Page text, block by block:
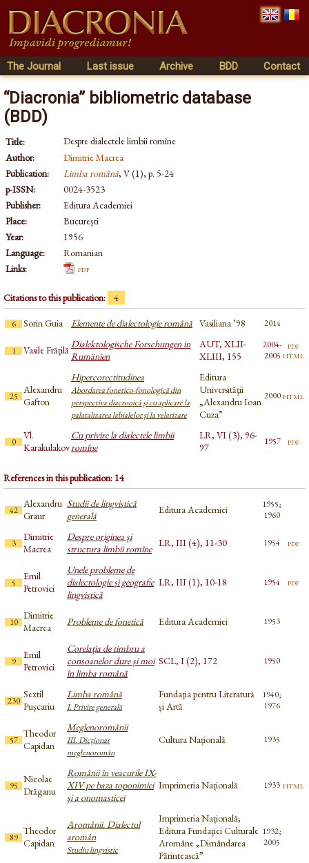
The Journal Last issue Archive BDD Contact
“Diacronia” bibliometric database
(BDD)
Title:
Despre dialectele limbii romîne
Author:
Dimitrie Macrea
Publication:
Limba română, V (1), p. 5-24
p-ISSN:
0024-3523
Publisher:
Editura Academiei
Place:
București
Year:
1956
Language:
Romanian
Links:
pdf
Citations to this publication: 4
6 Sorin Guia Elemente de dialectologie română Vasiliana ’98 2014
1 Vasile FrățilăDialektologische Forschungen in
Rumänien
AUT, XLII-
XLIII, 155
2004-
2005
pdf
html
25
Alexandru
Gafton
Hipercorectitudinea
Abordarea fonetico-fonologică din
perspectiva diacronică şi cu aplicare la
palatalizarea labialelor şi la velarizare
Editura
Universităţii
„Alexandru Ioan
Cuza”
2000 html
0
Vl.
Karakulakov
Cu privire la dialectele limbii
romîne
LR, VI (3), 96-
97
1957 pdf
References in this publication: 14
42
Alexandru
Graur
Studii de lingvistică
generală
Editura Academiei
1955;
1960
3
Dimitrie
Macrea
Despre originea și
structura limbii romîne LR, III (4), 11-30 1954 pdf
5
Emil
Petrovici
Unele probleme de
dialectologie și geografie
lingvistică
LR, III (1), 10-18 1954 pdf
10
Dimitrie
Macrea
Probleme de fonetică Editura Academiei 1953
9
Emil
Petrovici
Corelația de timbru a
consoanelor dure și moi
în limba română
SCL, I (2), 172 1950
230
Sextil
Pușcariu
Limba română
I. Privire generală
Fundația pentru Literatură
și Artă
1940;
1976
57
Theodor
Capidan
Meglenoromânii
III. Dicționar
meglenoromân
Cultura Națională 1935
95
Nicolae
Drăganu
Românii în veacurile IX-
XIV pe baza toponimiei
şi a onomasticei
Imprimeria Națională 1933 html
89
Theodor
Capidan
Aromânii. Dialectul
aromân
Studiu lingvistic
Imprimeria Națională;
Editura Fundaţiei Culturale
Aromâne „Dimândarea
Părintească”
1932;
2005